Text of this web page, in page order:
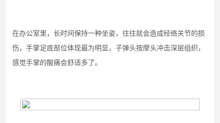
在办公室里，长时间保持一种坐姿，往往就会造成经络关节的损
伤，手掌足底部位体现最为明显，子弹头按摩头冲击深层组织，
感觉手掌的酸痛会舒适多了。